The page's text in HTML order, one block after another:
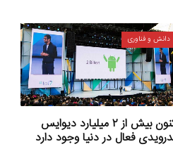
دانش و فناوری
اکنون بیش از ۲ میلیارد دیوایس
فعال در دنیا وجود دارد